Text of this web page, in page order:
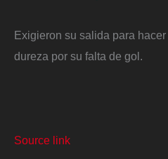
Exigieron su salida para
dureza por su falta de gol.
Source link